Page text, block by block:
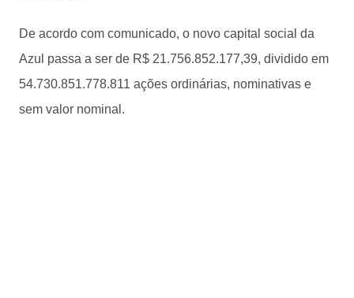
De acordo com comunicado, o novo capital social da
Azul passa a ser de R$ 21.756.852.177,39, dividido em
54.730.851.778.811 ações ordinárias, nominativas e
sem valor nominal.